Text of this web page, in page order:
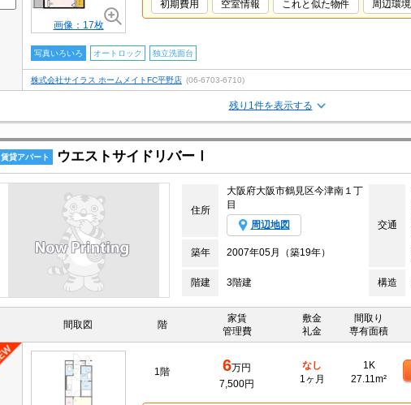
画像：17枚
初期費用
空室情報 これと似た物件 周辺環境
写真いろいろ オートロック 独立洗面台
株式会社サイラス ホームメイトFC平野店 (06-6703-6710)
残り1件を表示する
賃貸アパート ウエストサイドリバーⅠ
住所
大阪府大阪市鶴見区今津南１丁
目
周辺地図 交通
築年 2007年05月（築19年）
階建 3階建 構造
間取図 階
家賃
管理費
敷金
礼金
間取り
専有面積
1階 6万円
7,500円
なし
1ヶ月
1K
27.11m²